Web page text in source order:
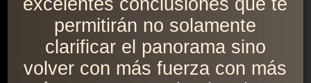
excelentes conclusiones que te
permitirán no solamente
clarificar el panorama sino
volver con más fuerza con más